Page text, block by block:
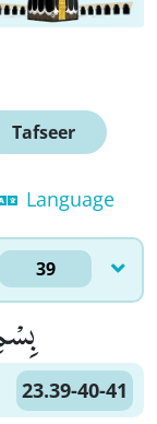
Tafseer
Language
39
23.39-40-41